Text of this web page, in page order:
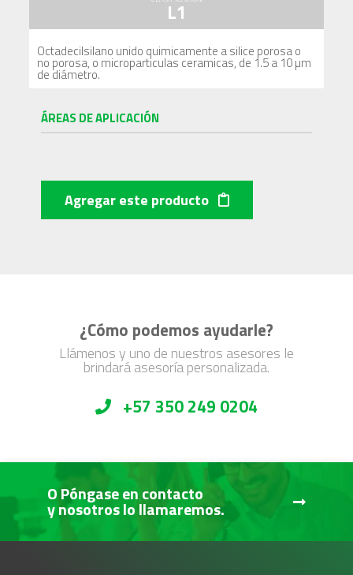
L1
Octadecilsilano unido quimicamente a silice porosa o
no porosa, o microparticulas ceramicas, de 1.5 a 10 µm
de diámetro.
ÁREAS DE APLICACIÓN
Agregar este producto
¿Cómo podemos ayudarle?
Llámenos y uno de nuestros asesores le
brindará asesoría personalizada.
+57 350 249 0204
O Póngase en contacto
y nosotros lo llamaremos.